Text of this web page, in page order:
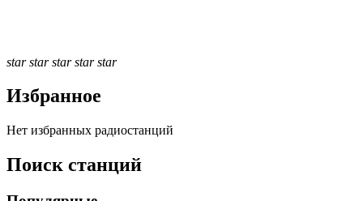
star star star star star
Избранное
Нет избранных радиостанций
Поиск станций